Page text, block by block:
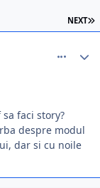
NEXT
faci story?
despre modul
dar si cu noile